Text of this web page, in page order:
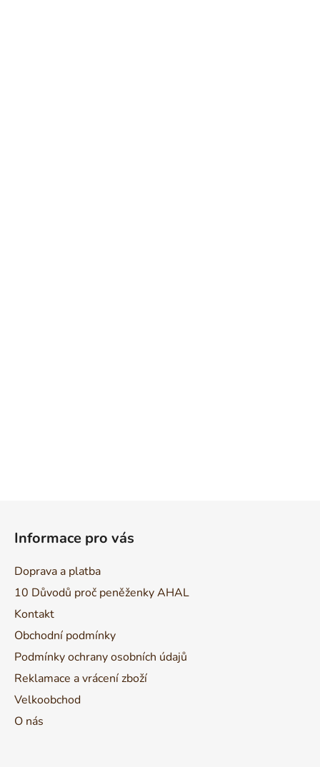
Informace pro vás
Doprava a platba
10 Důvodů proč peněženky AHAL
Kontakt
Obchodní podmínky
Podmínky ochrany osobních údajů
Reklamace a vrácení zboží
Velkoobchod
O nás